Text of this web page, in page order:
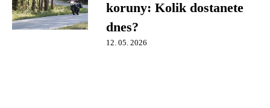
koruny: Kolik dostanete
dnes?
12. 05. 2026